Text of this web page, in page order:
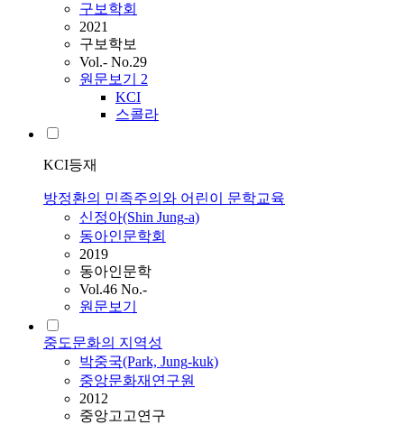
구보학회
2021
구보학보
Vol.- No.29
원문보기 2
KCI
스콜라
KCI등재
방정환의 민족주의와 어린이 문학교육
신정아(Shin Jung-a)
동아인문학회
2019
동아인문학
Vol.46 No.-
원문보기
중도문화의 지역성
박중국(Park, Jung-kuk)
중앙문화재연구원
2012
중앙고고연구